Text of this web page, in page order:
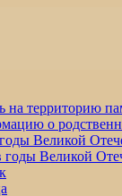
на территорию
о
Великой
годы Великой